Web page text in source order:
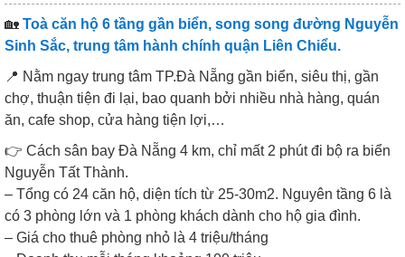
🏡 Toà căn hộ 6 tầng gần biển, song song đường Nguyễn
Sinh Sắc, trung tâm hành chính quận Liên Chiểu.
📍 Nằm ngay trung tâm TP.Đà Nẵng gần biển, siêu thị, gần
chợ, thuận tiện đi lại, bao quanh bởi nhiều nhà hàng, quán
ăn, cafe shop, cửa hàng tiện lợi,…
👉 Cách sân bay Đà Nẵng 4 km, chỉ mất 2 phút đi bộ ra biển
Nguyễn Tất Thành.
– Tổng có 24 căn hộ, diện tích từ 25-30m2. Nguyên tầng 6 là
có 3 phòng lớn và 1 phòng khách dành cho hộ gia đình.
– Giá cho thuê phòng nhỏ là 4 triệu/tháng